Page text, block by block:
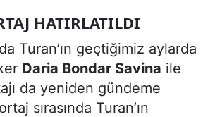
HATIRLATILDI
Turan’ın geçtiğimiz aylarda
Daria Bondar Savina ile
da yeniden gündeme
sırasında Turan’ın